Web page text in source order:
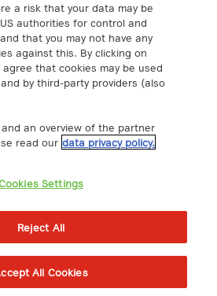
GmbH
a risk that your data may be
authorities for control and
that you may not have any
against this. By clicking on
agree that cookies may be used
by third-party providers (also
an overview of the partner
read our data privacy policy.
Settings
Reject All
All Cookies